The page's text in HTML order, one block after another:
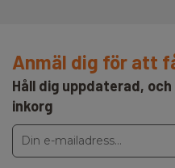
Anmäl dig för att
Håll dig uppdaterad,
inkorg